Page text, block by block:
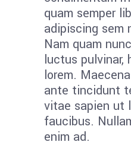
quam semper
adipiscing sem
Nam quam
luctus pulvinar,
lorem.
ante tincidunt
vitae sapien ut
faucibus.
enim ad.